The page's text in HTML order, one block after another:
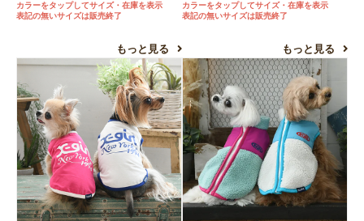
カラーをタップしてサイズ・在庫を表示
表記の無いサイズは販売終了
もっと見る
カラーをタップしてサイズ・在庫を表示
表記の無いサイズは販売終了
もっと見る